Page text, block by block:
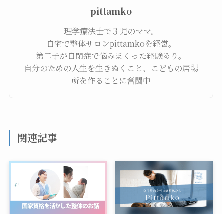
pittamko
理学療法士で３児のママ。
自宅で整体サロンpittamkoを経営。
第二子が自閉症で悩みまくった経験あり。
自分のための人生を生きぬくこと、こどもの居場
所を作ることに奮闘中
関連記事